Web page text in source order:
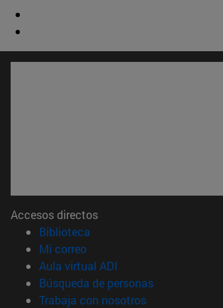
Accesos directos
Biblioteca
Mi correo(abre en nueva ventana)
Aula virtual ADI
Búsqueda de personas(abre en
Trabaja con nosotros(abre en nueva